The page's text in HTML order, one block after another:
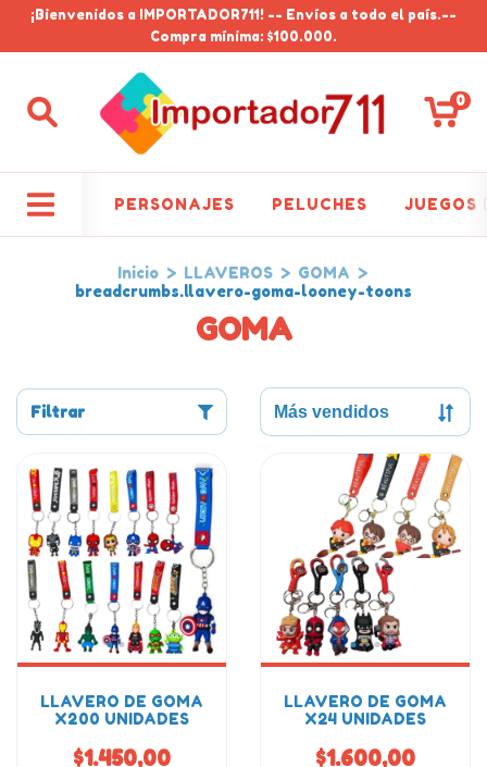
¡Bienvenidos a IMPORTADOR711! -- Envíos a todo el país.--
Compra mínima: $100.000.
0
PERSONAJES PELUCHES JUEGOS
Inicio > LLAVEROS > GOMA >
breadcrumbs.llavero-goma-looney-toons
GOMA
Filtrar
LLAVERO DE GOMA
X200 UNIDADES
$1.450,00
LLAVERO DE GOMA
X24 UNIDADES
$1.600,00